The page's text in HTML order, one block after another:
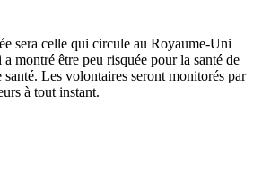
sera celle qui circule au Royaume-Uni
montré être peu risquée pour la santé de
santé. Les volontaires seront monitorés par
à tout instant.